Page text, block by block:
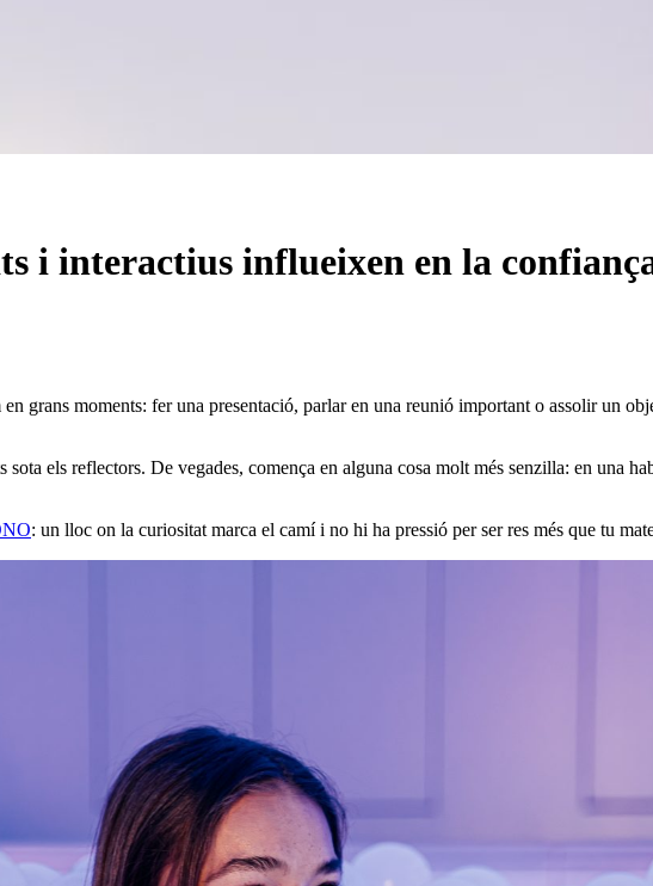
i interactius influeixen en la
grans moments: fer una presentació, parlar en una reunió important o assolir un
els reflectors. De vegades, comença en alguna cosa molt més senzilla: en una
: un lloc on la curiositat marca el camí i no hi ha pressió per ser res més que tu